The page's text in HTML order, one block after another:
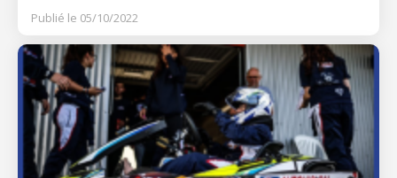
Publié le 05/10/2022